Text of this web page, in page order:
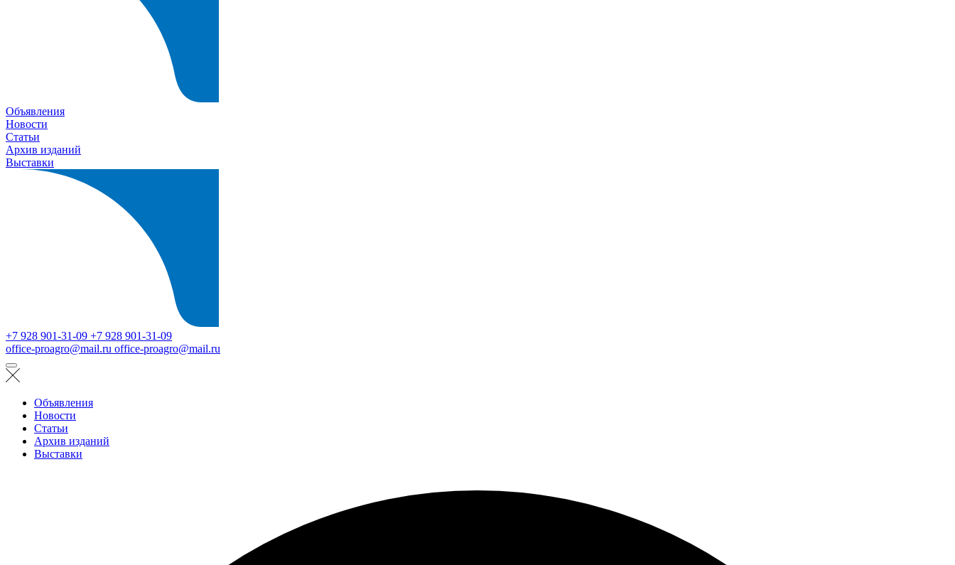
Объявления
Новости
Статьи
Архив изданий
Выставки
+7 928 901-31-09 +7 928 901-31-09
office-proagro@mail.ru office-proagro@mail.ru
Объявления
Новости
Статьи
Архив изданий
Выставки